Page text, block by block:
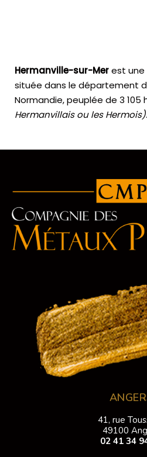
Hermanville-sur-Merest une
située dans le département
Normandie, peuplée de 3 105
Hermanvillais ou les Hermois).
41, rue
49100
02 41 34